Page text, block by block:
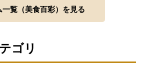
一覧（美食百彩）を見る
ゴリ